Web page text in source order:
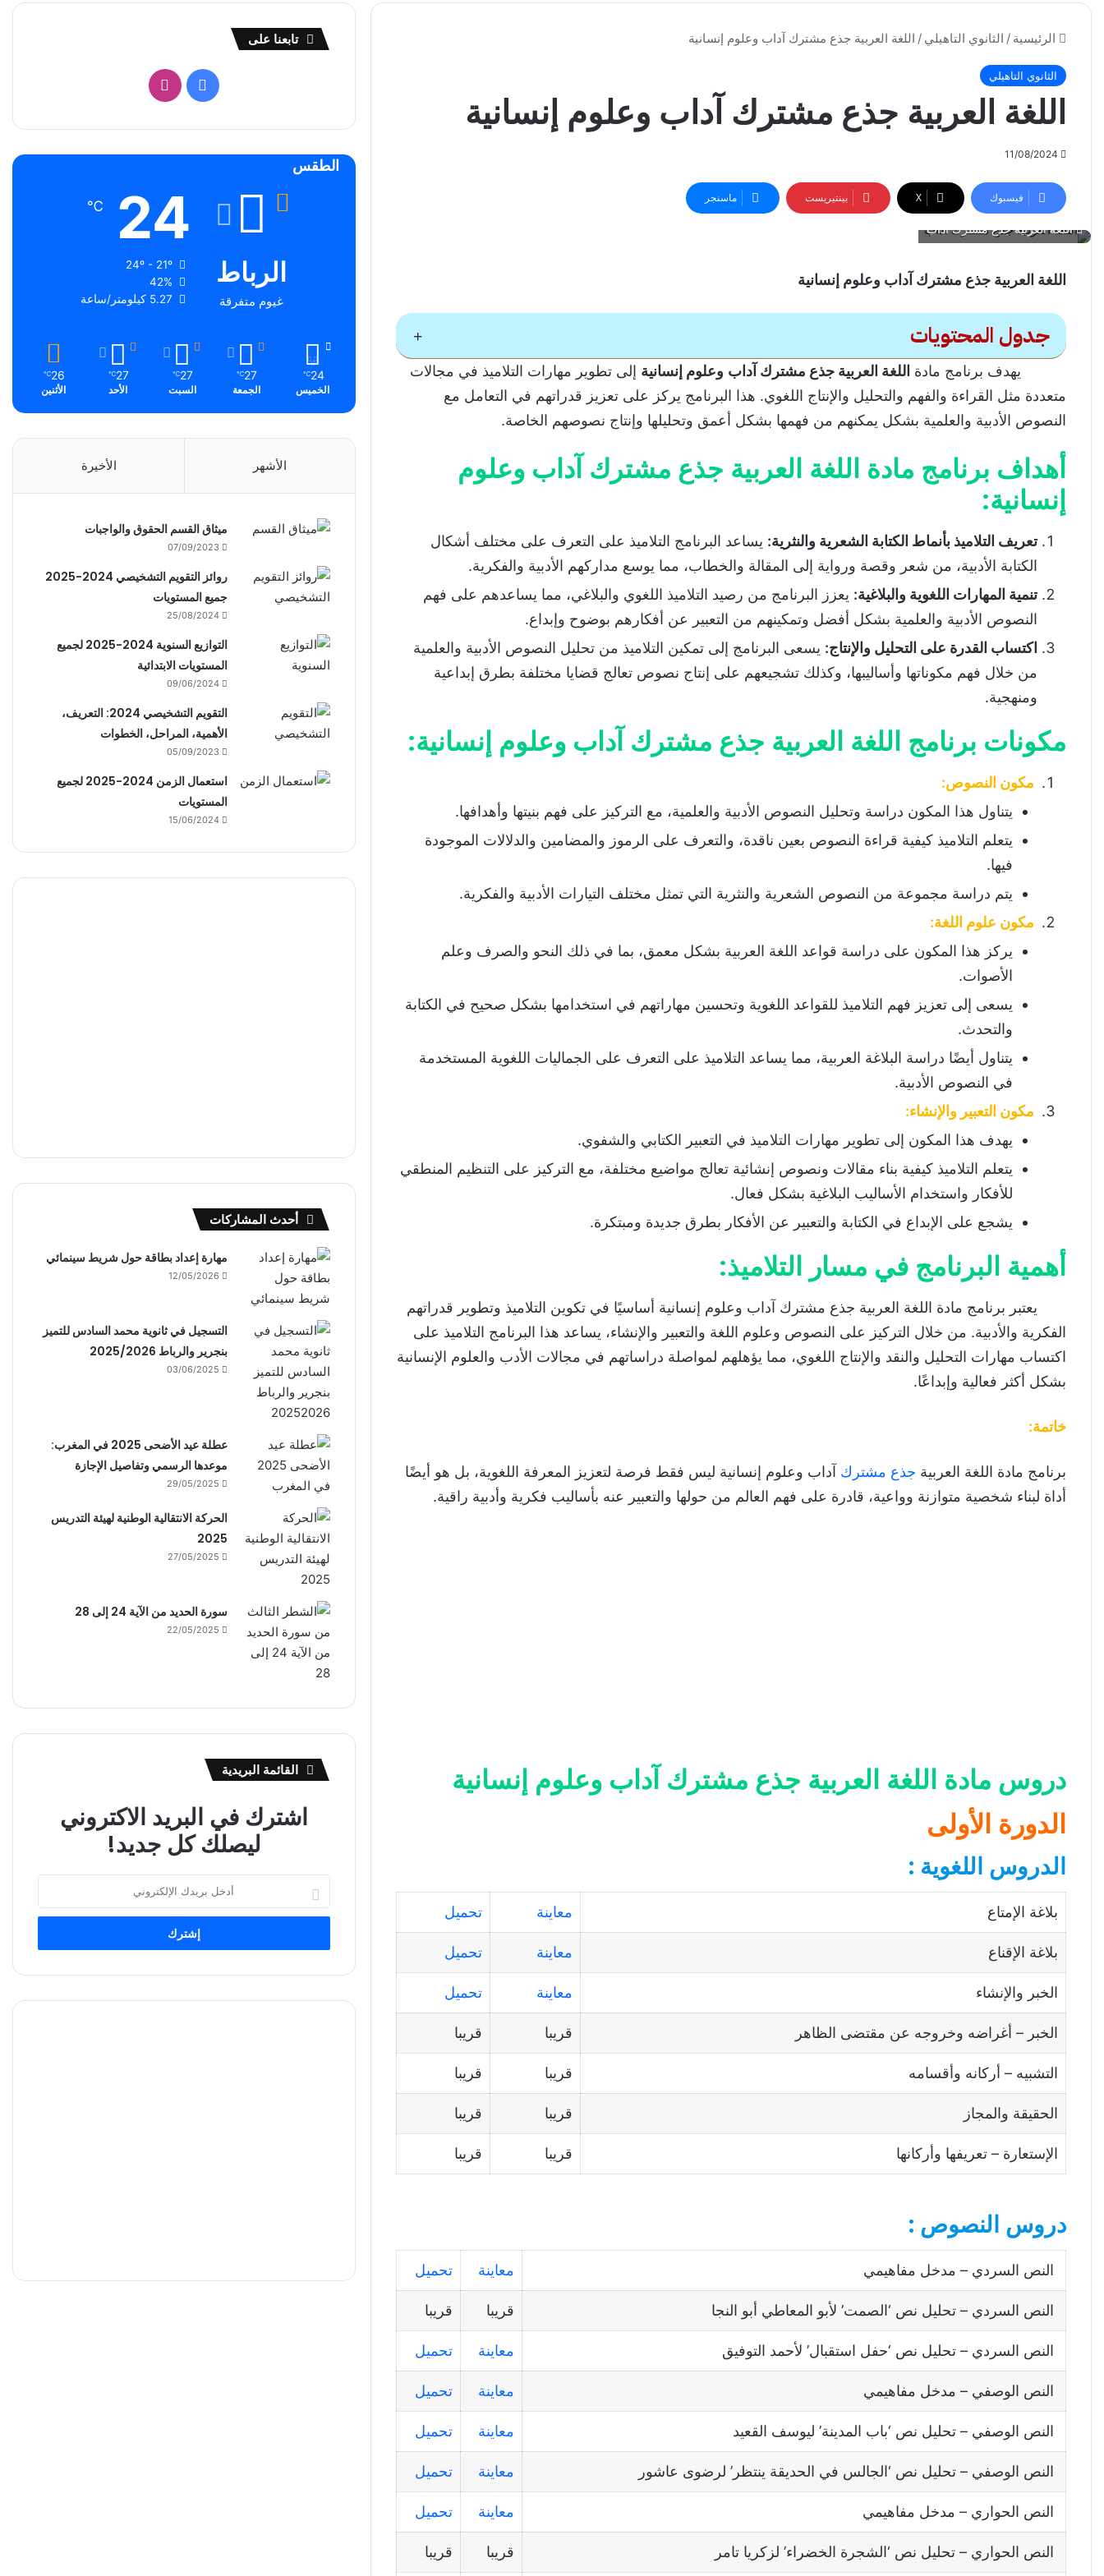
الرئيسية / الثانوي التاهيلي / اللغة العربية جذع مشترك آداب وعلوم إنسانية
الثانوي التاهيلي
اللغة العربية جذع مشترك آداب وعلوم إنسانية
11/08/2024
فيسبوك ‫X بينتيريست ماسنجر
اللغة العربية جذع مشترك آداب
اللغة العربية جذع مشترك آداب وعلوم إنسانية
جدول المحتويات
محتويات
أهداف برنامج مادة اللغة العربية جذع مشترك آداب وعلوم إنسانية:
مكونات برنامج اللغة العربية جذع مشترك آداب وعلوم إنسانية:
أهمية البرنامج في مسار التلاميذ:
دروس مادة اللغة العربية جذع مشترك آداب وعلوم إنسانية
الدورة الأولى
الدروس اللغوية :
دروس النصوص :
دروس التعبير والإنشاء :
المؤلفات : فن الرواية
الدورة الثانية
دروس النصوص :
دروس التعبير والإنشاء :
يهدف برنامج مادة اللغة العربية جذع مشترك آداب وعلوم إنسانية إلى تطوير مهارات التلاميذ في مجالات
متعددة مثل القراءة والفهم والتحليل والإنتاج اللغوي. هذا البرنامج يركز على تعزيز قدراتهم في التعامل مع
النصوص الأدبية والعلمية بشكل يمكنهم من فهمها بشكل أعمق وتحليلها وإنتاج نصوصهم الخاصة.
أهداف برنامج مادة اللغة العربية جذع مشترك آداب وعلوم
إنسانية:
تعريف التلاميذ بأنماط الكتابة الشعرية والنثرية: يساعد البرنامج التلاميذ على التعرف على مختلف أشكال
الكتابة الأدبية، من شعر وقصة ورواية إلى المقالة والخطاب، مما يوسع مداركهم الأدبية والفكرية.
تنمية المهارات اللغوية والبلاغية: يعزز البرنامج من رصيد التلاميذ اللغوي والبلاغي، مما يساعدهم على فهم
النصوص الأدبية والعلمية بشكل أفضل وتمكينهم من التعبير عن أفكارهم بوضوح وإبداع.
اكتساب القدرة على التحليل والإنتاج: يسعى البرنامج إلى تمكين التلاميذ من تحليل النصوص الأدبية والعلمية
من خلال فهم مكوناتها وأساليبها، وكذلك تشجيعهم على إنتاج نصوص تعالج قضايا مختلفة بطرق إبداعية
ومنهجية.
مكونات برنامج اللغة العربية جذع مشترك آداب وعلوم إنسانية:
مكون النصوص:
يتناول هذا المكون دراسة وتحليل النصوص الأدبية والعلمية، مع التركيز على فهم بنيتها وأهدافها.
يتعلم التلاميذ كيفية قراءة النصوص بعين ناقدة، والتعرف على الرموز والمضامين والدلالات الموجودة
فيها.
يتم دراسة مجموعة من النصوص الشعرية والنثرية التي تمثل مختلف التيارات الأدبية والفكرية.
مكون علوم اللغة:
يركز هذا المكون على دراسة قواعد اللغة العربية بشكل معمق، بما في ذلك النحو والصرف وعلم
الأصوات.
يسعى إلى تعزيز فهم التلاميذ للقواعد اللغوية وتحسين مهاراتهم في استخدامها بشكل صحيح في الكتابة
والتحدث.
يتناول أيضًا دراسة البلاغة العربية، مما يساعد التلاميذ على التعرف على الجماليات اللغوية المستخدمة
في النصوص الأدبية.
مكون التعبير والإنشاء:
يهدف هذا المكون إلى تطوير مهارات التلاميذ في التعبير الكتابي والشفوي.
يتعلم التلاميذ كيفية بناء مقالات ونصوص إنشائية تعالج مواضيع مختلفة، مع التركيز على التنظيم المنطقي
للأفكار واستخدام الأساليب البلاغية بشكل فعال.
يشجع على الإبداع في الكتابة والتعبير عن الأفكار بطرق جديدة ومبتكرة.
أهمية البرنامج في مسار التلاميذ:
يعتبر برنامج مادة اللغة العربية جذع مشترك آداب وعلوم إنسانية أساسيًا في تكوين التلاميذ وتطوير قدراتهم
الفكرية والأدبية. من خلال التركيز على النصوص وعلوم اللغة والتعبير والإنشاء، يساعد هذا البرنامج التلاميذ على
اكتساب مهارات التحليل والنقد والإنتاج اللغوي، مما يؤهلهم لمواصلة دراساتهم في مجالات الأدب والعلوم الإنسانية
بشكل أكثر فعالية وإبداعًا.
خاتمة:
برنامج مادة اللغة العربية جذع مشترك آداب وعلوم إنسانية ليس فقط فرصة لتعزيز المعرفة اللغوية، بل هو أيضًا
أداة لبناء شخصية متوازنة وواعية، قادرة على فهم العالم من حولها والتعبير عنه بأساليب فكرية وأدبية راقية.
دروس مادة اللغة العربية جذع مشترك آداب وعلوم إنسانية
الدورة الأولى
الدروس اللغوية :
بلاغة الإمتاع معاينة تحميل
بلاغة الإقناع معاينة تحميل
الخبر والإنشاء معاينة تحميل
الخبر – أغراضه وخروجه عن مقتضى الظاهر قريبا قريبا
التشبيه – أركانه وأقسامه قريبا قريبا
الحقيقة والمجاز قريبا قريبا
الإستعارة – تعريفها وأركانها قريبا قريبا
دروس النصوص :
النص السردي – مدخل مفاهيمي معاينة تحميل
النص السردي – تحليل نص ‘الصمت’ لأبو المعاطي أبو النجا قريبا قريبا
النص السردي – تحليل نص ‘حفل استقبال’ لأحمد التوفيق معاينة تحميل
النص الوصفي – مدخل مفاهيمي معاينة تحميل
النص الوصفي – تحليل نص ‘باب المدينة’ ليوسف القعيد معاينة تحميل
النص الوصفي – تحليل نص ‘الجالس في الحديقة ينتظر’ لرضوى عاشور معاينة تحميل
النص الحواري – مدخل مفاهيمي معاينة تحميل
النص الحواري – تحليل نص ‘الشجرة الخضراء’ لزكريا تامر قريبا قريبا
تابعنا على
فيسبوكانستقرام
الطقس
الرباط
غيوم متفرقة
24
℃
42%
5.27 كيلومتر/ساعة
24
℃
الخميس
27
℃
الجمعة
27
℃
السبت
27
℃
الأحد
26
℃
الأثنين
الأشهر الأخيرة
ميثاق القسم الحقوق والواجبات
07/09/2023
روائز التقويم التشخيصي 2024-2025
جميع المستويات
25/08/2024
التوازيع السنوية 2024-2025 لجميع
المستويات الابتدائية
09/06/2024
التقويم التشخيصي 2024: التعريف،
الأهمية، المراحل، الخطوات
05/09/2023
استعمال الزمن 2024-2025 لجميع
المستويات
15/06/2024
أحدث المشاركات
مهارة إعداد بطاقة حول شريط سينمائي
12/05/2026
التسجيل في ثانوية محمد السادس للتميز
بنجرير والرباط 2025/2026
03/06/2025
عطلة عيد الأضحى 2025 في المغرب:
موعدها الرسمي وتفاصيل الإجازة
29/05/2025
الحركة الانتقالية الوطنية لهيئة التدريس
2025
27/05/2025
سورة الحديد من الآية 24 إلى 28
22/05/2025
القائمة البريدية
اشترك في البريد الاكتروني
ليصلك كل جديد!
بريدك